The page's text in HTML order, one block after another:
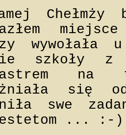
Chełmży
szkoły z
na
się
swe
... :-)